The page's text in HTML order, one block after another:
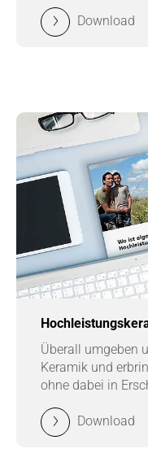
Download
Überall umgeben
Keramik und
ohne dabei in
Download